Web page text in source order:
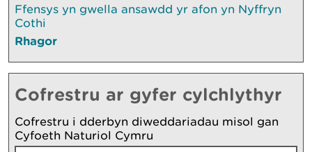
Ffensys yn gwella ansawdd yr afon yn Nyffryn
Cothi
Rhagor
Cofrestru ar gyfer cylchlythyr
Cofrestru i dderbyn diweddariadau misol gan
Cyfoeth Naturiol Cymru